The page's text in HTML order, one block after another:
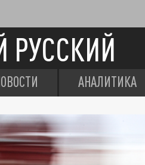
РУССКИЙ
АНАЛИТИКА